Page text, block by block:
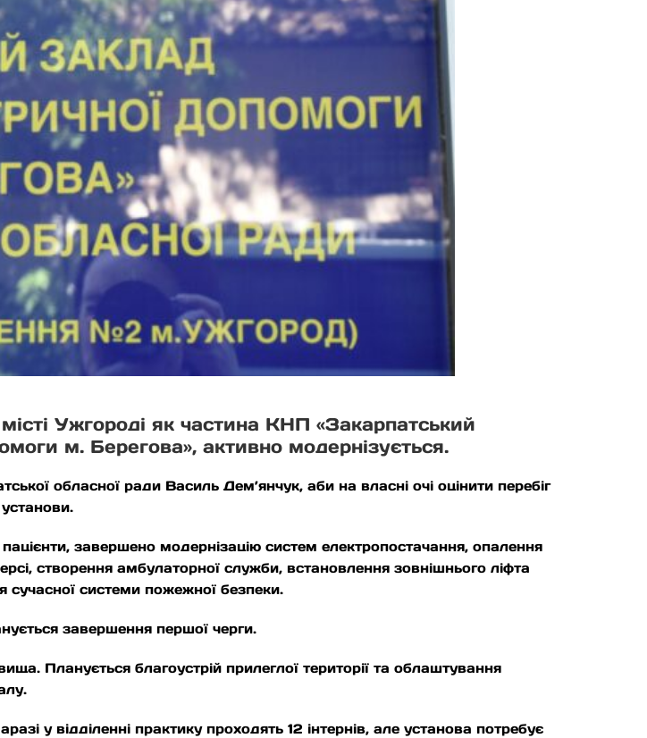
Ужгороді як частина КНП «Закарпатський
м. Берегова», активно модернізується.
обласної ради Василь Дем’янчук, аби на власні очі оцінити перебіг
завершено модернізацію систем електропостачання, опалення
створення амбулаторної служби, встановлення зовнішнього ліфта
сучасної системи пожежної безпеки.
завершення першої черги.
Планується благоустрій прилеглої території та облаштування
у відділенні практику проходять 12 інтернів, але установа потребує